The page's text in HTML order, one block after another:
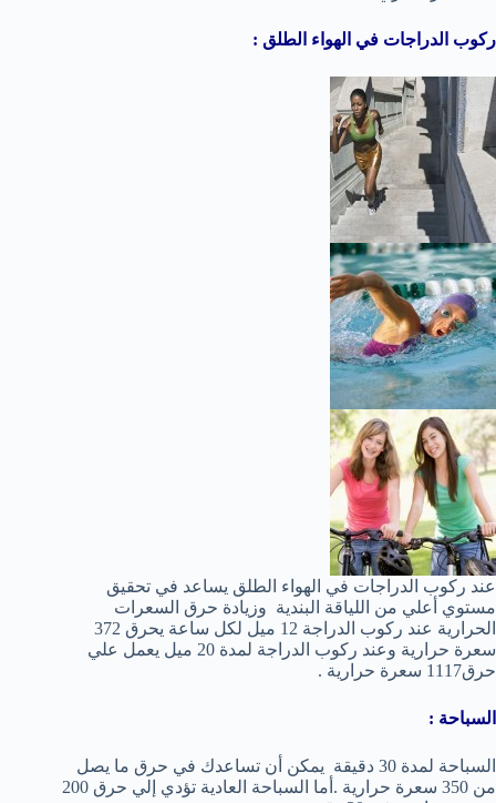
ركوب الدراجات في الهواء الطلق :
عند ركوب الدراجات في الهواء الطلق يساعد في تحقيق
مستوي أعلي من اللياقة البندية وزيادة حرق السعرات
الحرارية عند ركوب الدراجة 12 ميل لكل ساعة يحرق 372
سعرة حرارية وعند ركوب الدراجة لمدة 20 ميل يعمل علي
حرق1117 سعرة حرارية .
السباحة :
السباحة لمدة 30 دقيقة يمكن أن تساعدك في حرق ما يصل
من 350 سعرة حرارية .أما السباحة العادية تؤدي إلي حرق 200